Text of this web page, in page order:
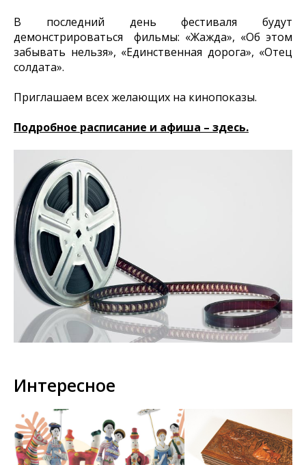
В последний день фестиваля будут
демонстрироваться фильмы: «Жажда», «Об этом
забывать нельзя», «Единственная дорога», «Отец
солдата».
Приглашаем всех желающих на кинопоказы.
Подробное расписание и афиша – здесь.
Интересное